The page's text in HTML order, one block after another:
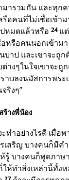
มารวมกัน และทุก
อคนที่ไม่เชื่อเข้าม
หมดแล้วหรือ 24 แ
อหรือคนนอกเข้าม
บาป และเขาจะ
างๆในใจเขาจะถู
าบลงนมัสการพระ
ริงๆ”
ร้างพี่น้อง
ะทำอย่างไรดี เมื่อ
เสริญ บางคนก็มีค
ห้รู้ บางคนก็พูดภา
ห้ทำสิ่งเหล่านี้ทั้งห